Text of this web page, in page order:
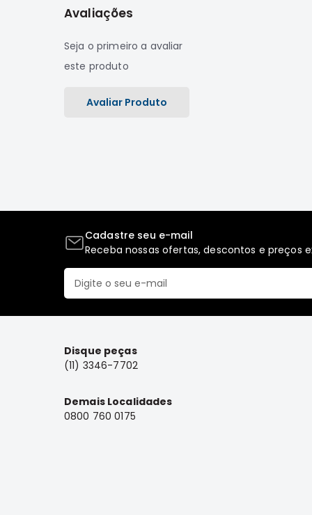
Avaliações
Seja o primeiro a avaliar
este produto
Avaliar Produto
Cadastre seu e-mail
Receba nossas ofertas, descontos e preços
Disque peças
(11) 3346-7702
Demais Localidades
0800 760 0175